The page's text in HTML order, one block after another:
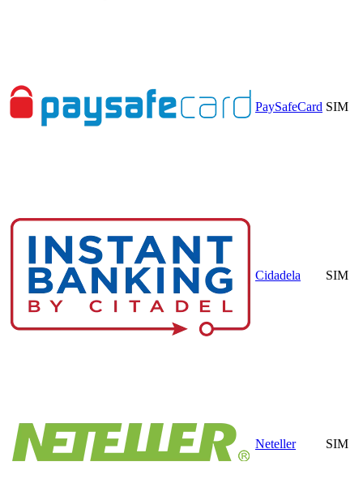
PaySafeCard SIM
Cidadela SIM
Neteller SIM